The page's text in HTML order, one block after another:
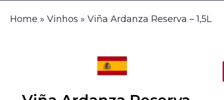
Home » Vinhos » Viña Ardanza Reserva – 1,5L